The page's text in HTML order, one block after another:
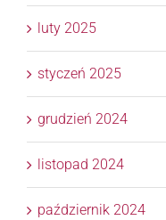
luty 2025
styczeń 2025
grudzień 2024
listopad 2024
październik 2024